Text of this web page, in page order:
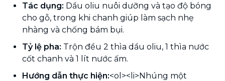
Tác dụng: Dầu oliu nuôi dưỡng và tạo độ bóng
cho gỗ, trong khi chanh giúp làm sạch nhẹ
nhàng và chống bám bụi.
Tỷ lệ pha: Trộn đều 2 thìa dầu oliu, 1 thìa nước
cốt chanh và 1 lít nước ấm.
Hướng dẫn thực hiện:<ol><li>Nhúng một